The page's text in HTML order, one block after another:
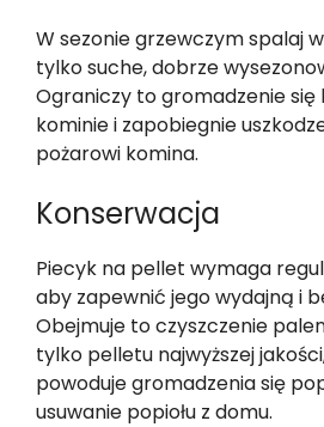
W sezonie grzewczym spalaj
tylko suche, dobrze
Ograniczy to gromadzenie się
kominie i zapobiegnie
pożarowi komina.
Konserwacja
Piecyk na pellet wymaga
aby zapewnić jego wydajną i
Obejmuje to czyszczenie
tylko pelletu najwyższej
powoduje gromadzenia się
usuwanie popiołu z domu.